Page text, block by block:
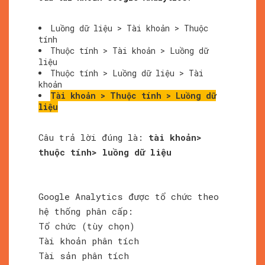
Luồng dữ liệu > Tài khoản > Thuộc
tính
Thuộc tính > Tài khoản > Luồng dữ
liệu
Thuộc tính > Luồng dữ liệu > Tài
khoản
Tài khoản > Thuộc tính > Luồng dữ
liệu
Câu trả lời đúng là: tài khoản>
thuộc tính> luồng dữ liệu
Google Analytics được tổ chức theo
hệ thống phân cấp:
Tổ chức (tùy chọn)
Tài khoản phân tích
Tài sản phân tích